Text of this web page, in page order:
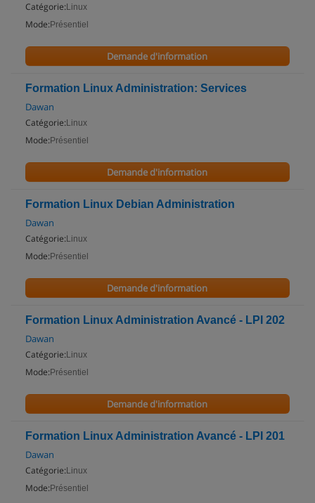
Catégorie: Linux
Mode: Présentiel
Demande d'information
Formation Linux Administration: Services
Dawan
Catégorie: Linux
Mode: Présentiel
Demande d'information
Formation Linux Debian Administration
Dawan
Catégorie: Linux
Mode: Présentiel
Demande d'information
Formation Linux Administration Avancé - LPI 202
Dawan
Catégorie: Linux
Mode: Présentiel
Demande d'information
Formation Linux Administration Avancé - LPI 201
Dawan
Catégorie: Linux
Mode: Présentiel